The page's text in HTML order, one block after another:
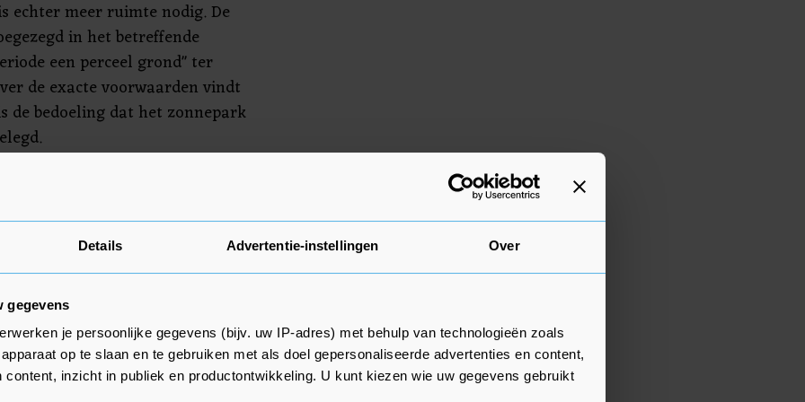
Details Advertentie-instellingen Over
gegevens
je persoonlijke gegevens (bijv. uw IP-adres) met behulp van technologieën zoals
op te slaan en te gebruiken met als doel gepersonaliseerde advertenties en content,
content, inzicht in publiek en productontwikkeling. U kunt kiezen wie uw gegevens gebruikt
echter meer ruimte nodig. De
in het betreffende
een perceel grond" ter
de exacte voorwaarden vindt
de bedoeling dat het zonnepark
dat er nog kan komen,
vóór ons besluit om geen
staat Overijssel niet
uit BBB, VVD,
wil landbouwgrond en natuur